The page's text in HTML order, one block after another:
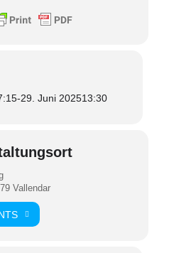
-29. Juni 202513:30
Vallendar